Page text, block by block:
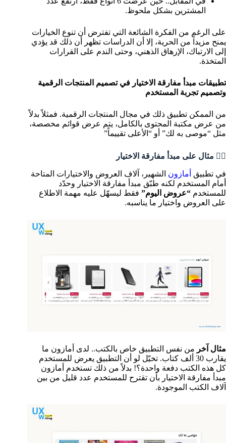
المشترين بشكل ملحوظ.
على الرغم من الفكرة الشائعة التي تفترض أن تنوع الخيارات
يمنح مزيداً من الحرية، إلا أن الدراسات تظهر أن ذلك قد يؤدي
إلى الارتباك، الإرهاق الذهني، وحتى الندم على القرارات
المتخذة.
تطبيقات مبدأ مفارقة الاختيار في تصميم المنتجات الرقمية
وتصميم تجربة المستخدم
من الممكن تطبيق ذلك في مجال المنتجات الرقمية. فمثلاً بدلاً
من عرض مكتبة المحتوى بالكامل، يتم عرض قوائم مخصصة،
مثل “موصى به لك” أو “الأعلى تقييماً”
💁‍♂️ مثال على مبدأ مفارقة الاختيار
في تطبيق أمازون الشهير، آلاف العروض والاختيارات المتاحة
أمام المستخدم لكنه طبّق مبدأ مفارقة الاختيار وحدّد
للمستخدم “عروض اليوم” فقط ليسهّل عليه مهمة الاطلاع
على العروض واختيار ما يناسبه.
مثال آخر من نفس التطبيق خاص بالكتب.. لدى أمازون ما
يقارب 30 ألف كتاب. تخيّل لو أن التطبيق يعرض للمستخدم
كل هذه الكتب دفعة واحدة؟! بدلاً من ذلك تستخدم أمازون
مبدأ مفارقة الاختيار بأن تقترح للمستخدم عدد قليل من بين
آلاف الكتب الموجودة.